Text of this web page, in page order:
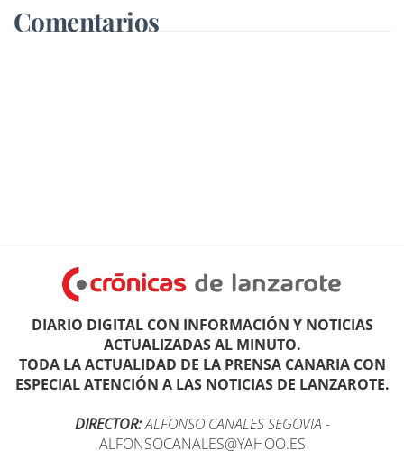
Comentarios
DIARIO DIGITAL CON INFORMACIÓN Y NOTICIAS
ACTUALIZADAS AL MINUTO.
TODA LA ACTUALIDAD DE LA PRENSA CANARIA CON
ESPECIAL ATENCIÓN A LAS NOTICIAS DE LANZAROTE.
DIRECTOR:ALFONSO CANALES SEGOVIA -
ALFONSOCANALES@YAHOO.ES